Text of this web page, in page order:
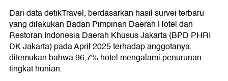
Dari data detikTravel, berdasarkan hasil survei terbaru
yang dilakukan Badan Pimpinan Daerah Hotel dan
Restoran Indonesia Daerah Khusus Jakarta (BPD PHRI
DK Jakarta) pada April 2025 terhadap anggotanya,
ditemukan bahwa 96,7% hotel mengalami penurunan
tingkat hunian.